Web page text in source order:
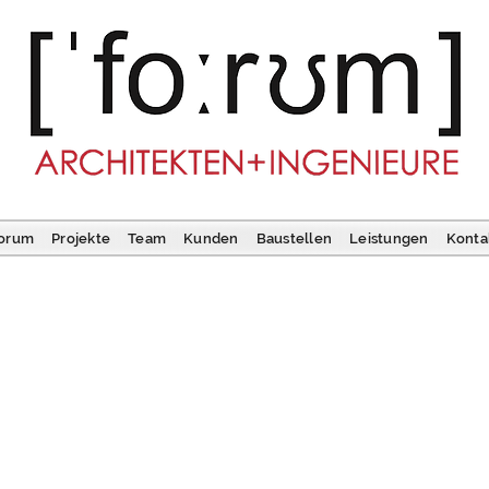
Projekte Team Kunden Baustellen Leistungen